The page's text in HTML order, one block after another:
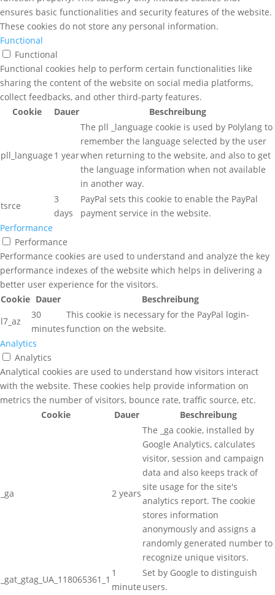
ensures basic functionalities and security features of the website.
These cookies do not store any personal information.
Functional
Functional
Functional cookies help to perform certain functionalities like
sharing the content of the website on social media platforms,
collect feedbacks, and other third-party features.
Cookie
Dauer Beschreibung
pll_language 1 year
The pll _language cookie is used by Polylang to
remember the language selected by the user
when returning to the website, and also to get
the language information when not available
in another way.
tsrce
3
days
PayPal sets this cookie to enable the PayPal
payment service in the website.
Performance
Performance
Performance cookies are used to understand and analyze the key
performance indexes of the website which helps in delivering a
better user experience for the visitors.
Cookie Dauer
Beschreibung
l7_az
30
minutes
This cookie is necessary for the PayPal login-
function on the website.
Analytics
Analytics
Analytical cookies are used to understand how visitors interact
with the website. These cookies help provide information on
metrics the number of visitors, bounce rate, traffic source, etc.
Cookie
Dauer Beschreibung
_ga 2 years
The _ga cookie, installed by
Google Analytics, calculates
visitor, session and campaign
data and also keeps track of
site usage for the site's
analytics report. The cookie
stores information
anonymously and assigns a
randomly generated number to
recognize unique visitors.
_gat_gtag_UA_118065361_1
1
minute
Set by Google to distinguish
users.